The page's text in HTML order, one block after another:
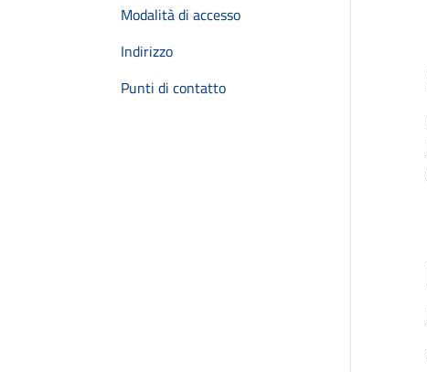
Modalità di accesso
Indirizzo
Punti di contatto